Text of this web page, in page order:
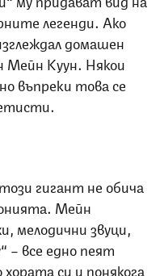
легенди. Ако
домашен
Мейн Куун. Някои
въпреки това се
гигант не обича
Мейн
мелодични звуци,
– все едно пеят
си и понякога